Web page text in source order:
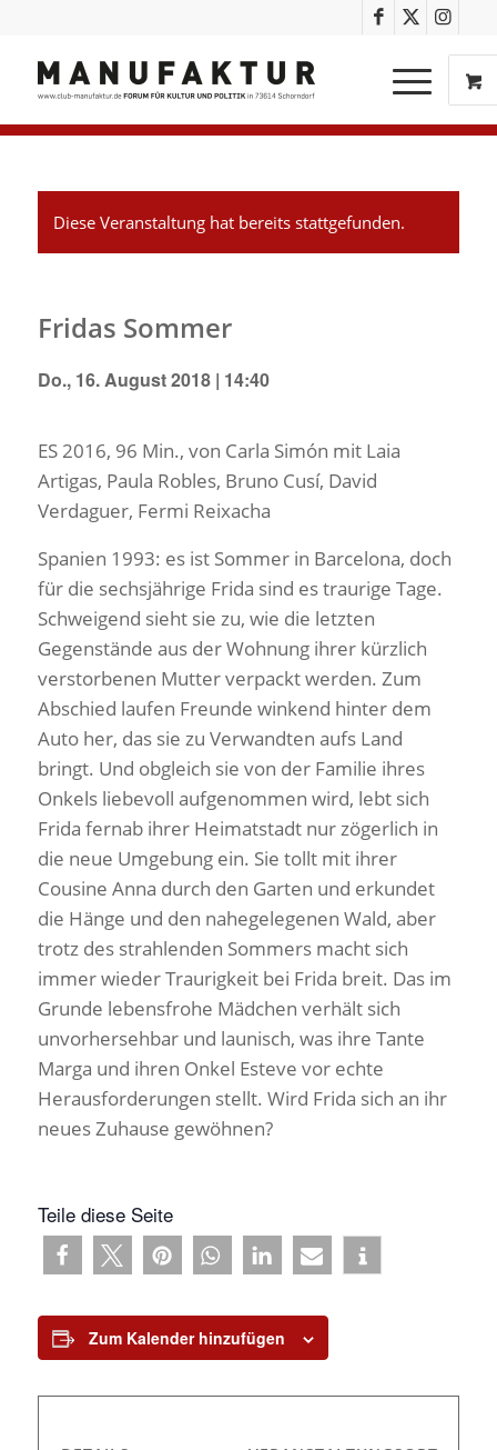
Diese Veranstaltung hat bereits stattgefunden.
Fridas Sommer
Do., 16. August 2018 | 14:40
ES 2016, 96 Min., von Carla Simón mit Laia
Artigas, Paula Robles, Bruno Cusí, David
Verdaguer, Fermi Reixacha
Spanien 1993: es ist Sommer in Barcelona, doch
für die sechsjährige Frida sind es traurige Tage.
Schweigend sieht sie zu, wie die letzten
Gegenstände aus der Wohnung ihrer kürzlich
verstorbenen Mutter verpackt werden. Zum
Abschied laufen Freunde winkend hinter dem
Auto her, das sie zu Verwandten aufs Land
bringt. Und obgleich sie von der Familie ihres
Onkels liebevoll aufgenommen wird, lebt sich
Frida fernab ihrer Heimatstadt nur zögerlich in
die neue Umgebung ein. Sie tollt mit ihrer
Cousine Anna durch den Garten und erkundet
die Hänge und den nahegelegenen Wald, aber
trotz des strahlenden Sommers macht sich
immer wieder Traurigkeit bei Frida breit. Das im
Grunde lebensfrohe Mädchen verhält sich
unvorhersehbar und launisch, was ihre Tante
Marga und ihren Onkel Esteve vor echte
Herausforderungen stellt. Wird Frida sich an ihr
neues Zuhause gewöhnen?
Teile diese Seite
Zum Kalender hinzufügen